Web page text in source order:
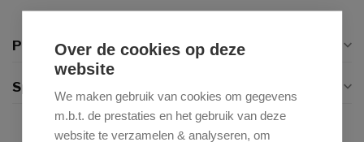
Over de cookies op deze
website
We maken gebruik van cookies om gegevens
m.b.t. de prestaties en het gebruik van deze
website te verzamelen & analyseren, om
Productomschrijving
Specificaties